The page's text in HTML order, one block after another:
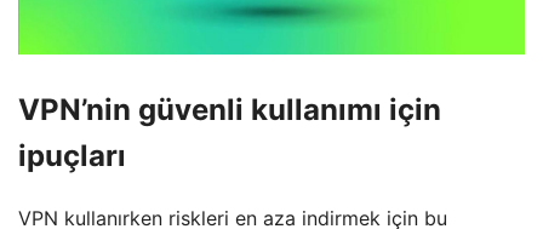
VPN’nin güvenli kullanımı için
ipuçları
VPN kullanırken riskleri en aza indirmek için bu